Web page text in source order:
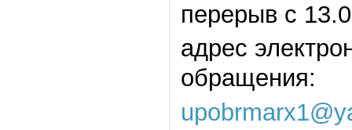
перерыв с
адрес
обращения: